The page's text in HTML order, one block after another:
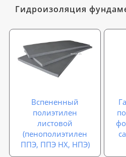
Гидроизоляция
Вспененный
полиэтилен
листовой
(пенополиэтилен
ППЭ, ППЭ НХ, НПЭ)